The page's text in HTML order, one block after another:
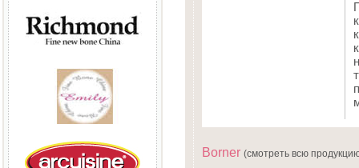
Borner (смотреть всю